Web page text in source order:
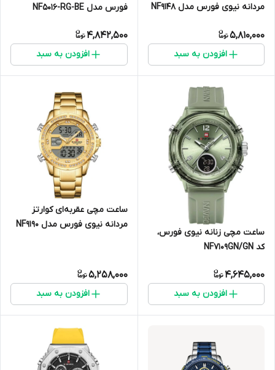
مردانه نیوی فورس مدل NF9148
5,810,000
افزودن به سبد
فورس مدل NF5016-RG-BE
4,842,500
افزودن به سبد
ساعت مچی زنانه نیوی فورس،
کد NF7109GN/GN
4,645,000
افزودن به سبد
ساعت مچی عقربه‌ای کوارتز
مردانه نیوی فورس مدل NF9190
5,258,000
افزودن به سبد